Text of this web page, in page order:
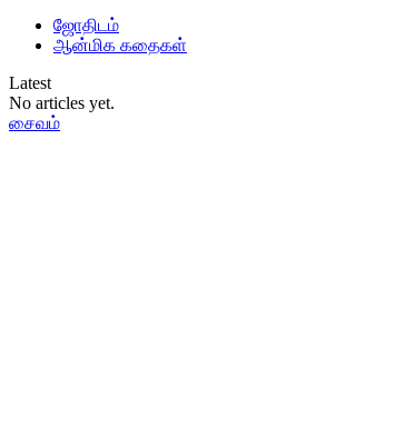
ஜோதிடம்
ஆன்மிக கதைகள்
Latest
No articles yet.
சைவம்